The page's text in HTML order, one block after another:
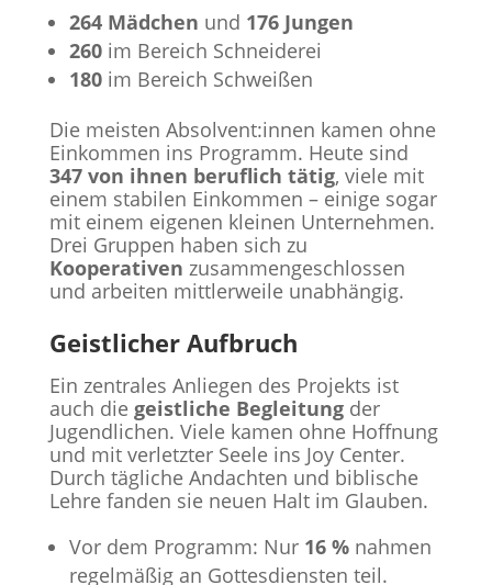
264 Mädchen und 176 Jungen
260im Bereich Schneiderei
180im Bereich Schweißen
Die meisten Absolvent:innen kamen ohne
Einkommen ins Programm. Heute sind
347 von ihnen beruflich tätig, viele mit
einem stabilen Einkommen – einige sogar
mit einem eigenen kleinen Unternehmen.
Drei Gruppen haben sich zu
Kooperativen zusammengeschlossen
und arbeiten mittlerweile unabhängig.
Geistlicher Aufbruch
Ein zentrales Anliegen des Projekts ist
auch die geistliche Begleitungder
Jugendlichen. Viele kamen ohne Hoffnung
und mit verletzter Seele ins Joy Center.
Durch tägliche Andachten und biblische
Lehre fanden sie neuen Halt im Glauben.
Vor dem Programm: Nur 16 %nahmen
regelmäßig an Gottesdiensten teil.